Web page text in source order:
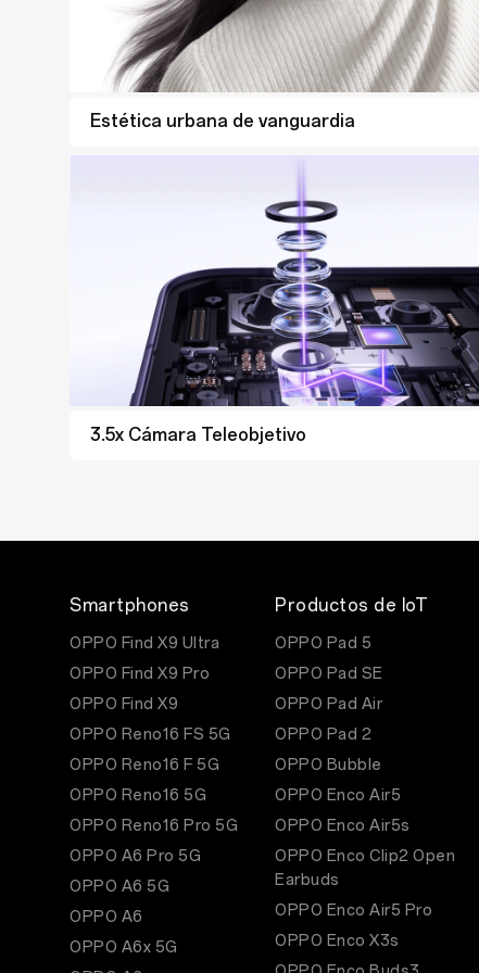
Estética urbana de vanguardia
3.5x Cámara Teleobjetivo
Estética urbana de vanguardia
MediaTek Dimensity 8350
IP69 Resistencia al agua y al polvo
Smartphones
OPPO Find X9 Ultra
OPPO Find X9 Pro
OPPO Find X9
OPPO Reno16 FS 5G
OPPO Reno16 F 5G
OPPO Reno16 5G
OPPO Reno16 Pro 5G
OPPO A6 Pro 5G
OPPO A6 5G
OPPO A6
OPPO A6x 5G
Productos de IoT
OPPO Pad 5
OPPO Pad SE
OPPO Pad Air
OPPO Pad 2
OPPO Bubble
OPPO Enco Air5
OPPO Enco Air5s
OPPO Enco Clip2 Open
Earbuds
OPPO Enco Air5 Pro
OPPO Enco X3s